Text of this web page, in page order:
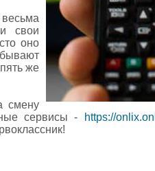
свои
оно
же
смену
сервисы -
https://